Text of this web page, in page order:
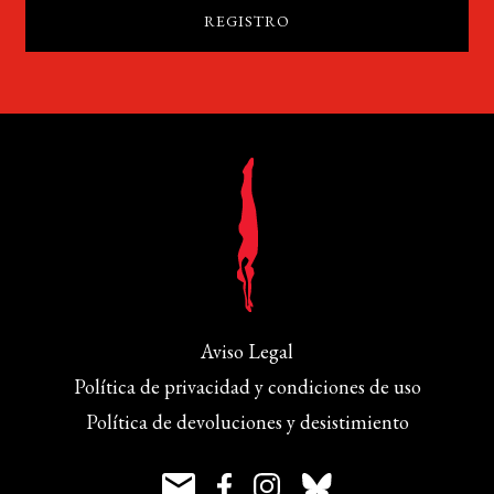
Aviso Legal
Política de privacidad y condiciones de uso
Política de devoluciones y desistimiento